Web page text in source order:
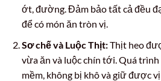
ớt, đường. Đảm bảo tất cả đều
để có món ăn tròn vị.
Sơ chế và Luộc Thịt:Thịt heo
vừa ăn và luộc chín tới. Quá
mềm, không bị khô và giữ được